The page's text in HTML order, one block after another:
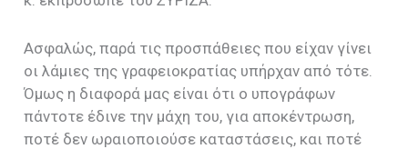
Ασφαλώς, παρά τις προσπάθειες που είχαν γίνει
οι λάμιες της γραφειοκρατίας υπήρχαν από τότε.
Όμως η διαφορά μας είναι ότι ο υπογράφων
πάντοτε έδινε την μάχη του, για αποκέντρωση,
ποτέ δεν ωραιοποιούσε καταστάσεις, και ποτέ